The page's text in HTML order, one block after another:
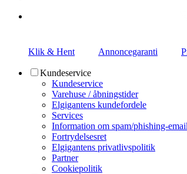
Klik & Hent Annoncegaranti
Kundeservice
Kundeservice
Varehuse / åbningstider
Elgigantens kundefordele
Services
Information om spam/phishing-
Fortrydelsesret
Elgigantens privatlivspolitik
Partner
Cookiepolitik